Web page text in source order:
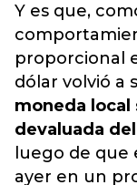
Y es que,
proporcional
dólar volvió a
moneda local
devaluada
luego de que
ayer en un